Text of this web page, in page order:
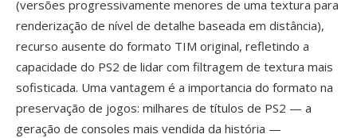
(versões progressivamente menores de uma textura para
renderização de nível de detalhe baseada em distância),
recurso ausente do formato TIM original, refletindo a
capacidade do PS2 de lidar com filtragem de textura mais
sofisticada. Uma vantagem é a importancia do formato na
preservação de jogos: milhares de títulos de PS2 — a
geração de consoles mais vendida da história —